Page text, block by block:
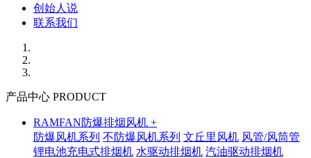
创始人说
联系我们
产品中心 PRODUCT
RAMFAN防爆排烟风机 +
防爆风机系列 不防爆风机系列 文丘里风机 风管/风筒管
锂电池充电式排烟机 水驱动排烟机 汽油驱动排烟机